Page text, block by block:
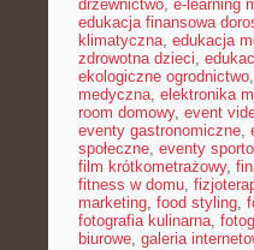
drzewnictwo, e-learning
edukacja finansowa
klimatyczna, edukacja
zdrowotna dzieci,
ekologiczne ogrodnictwo,
medyczna, elektronika
room domowy, event
eventy gastronomiczne,
społeczne, eventy
film krótkometrażowy,
fitness w domu,
marketing, food styling,
fotografia kulinarna,
biurowe, galeria